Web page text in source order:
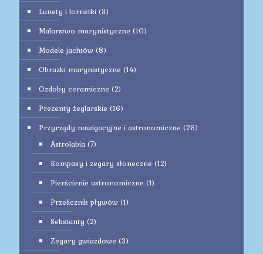
Lunety i lornetki (3)
Malarstwo marynistyczne (10)
Modele jachtów (8)
Obrazki marynistyczne (14)
Ozdoby ceramiczne (2)
Prezenty żeglarskie (16)
Przyrządy nawigacyjne i astronomiczne (26)
Astrolabia (7)
Kompasy i zegary słoneczne (12)
Pierścienie astronomiczne (1)
Przelicznik pływów (1)
Sekstanty (2)
Zegary gwiazdowe (3)